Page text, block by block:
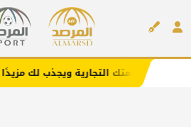
ويجذب لك مزيدًا من العملاء